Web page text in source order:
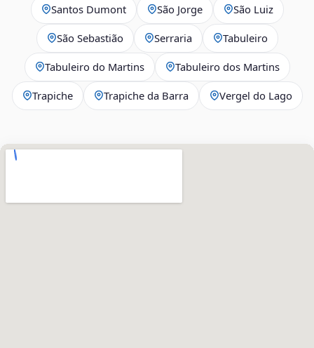
Santos Dumont São Jorge São Luiz
São Sebastião Serraria Tabuleiro
Tabuleiro do Martins Tabuleiro dos Martins
Trapiche Trapiche da Barra Vergel do Lago